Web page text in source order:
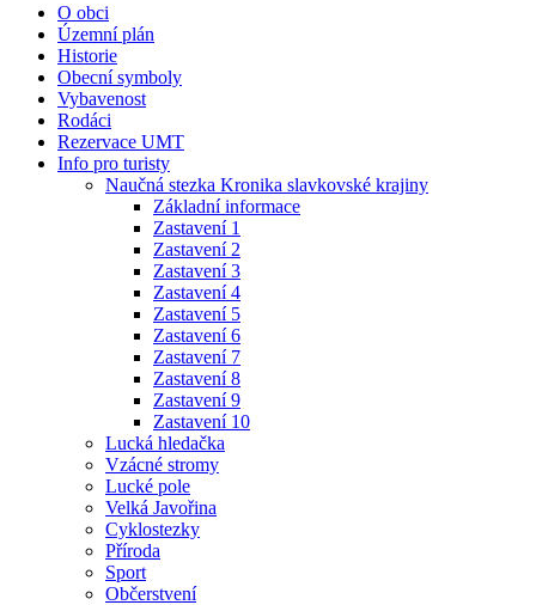
O obci
Územní plán
Historie
Obecní symboly
Vybavenost
Rodáci
Rezervace UMT
Info pro turisty
Naučná stezka Kronika slavkovské krajiny
Základní informace
Zastavení 1
Zastavení 2
Zastavení 3
Zastavení 4
Zastavení 5
Zastavení 6
Zastavení 7
Zastavení 8
Zastavení 9
Zastavení 10
Lucká hledačka
Vzácné stromy
Lucké pole
Velká Javořina
Cyklostezky
Příroda
Sport
Občerstvení